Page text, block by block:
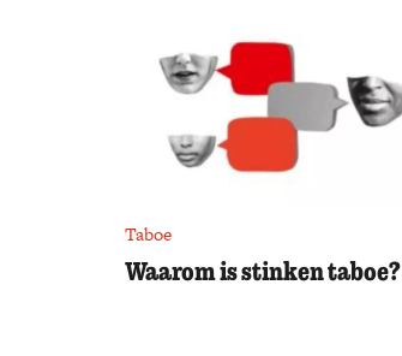
Taboe
Waarom is stinken taboe?